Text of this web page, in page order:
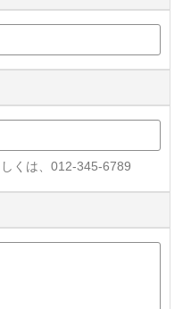
くは、012-345-6789